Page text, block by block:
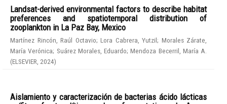
Landsat-derived environmental factors to describe habitat
preferences and spatiotemporal distribution of
zooplankton in La Paz Bay, Mexico
Martínez Rincón, Raúl Octavio; Lora Cabrera, Yutzil; Morales Zárate,
María Verónica; Suárez Morales, Eduardo;Mendoza Becerril, María A.
(ELSEVIER 2024)
Aislamiento y caracterización de bacterias ácido lácticas